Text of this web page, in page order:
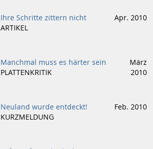
Ihre Schritte zittern nicht
ARTIKEL
Apr. 2010
Manchmal muss es härter sein
PLATTENKRITIK
März
2010
Neuland wurde entdeckt!
KURZMELDUNG
Feb. 2010